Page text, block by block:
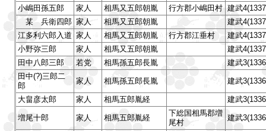
小嶋田孫五郎
家人 相馬又五郎朝胤 行方郡小嶋田村 建武
某 兵衛四郎 家人 相馬又五郎朝胤
建武
江多利六郎入道 家人 相馬又五郎朝胤 行方郡江垂村
建武
小野弥三郎
家人 相馬又五郎朝胤
建武
田中八郎三郎
若党 相馬孫五郎長胤
建武
田中(?)三郎二
郎
家人 相馬孫五郎長胤 建武
大畠彦太郎 家人 相馬五郎胤経 建武
増尾十郎 家人 相馬五郎胤経
下総国相馬郡増
尾村
建武